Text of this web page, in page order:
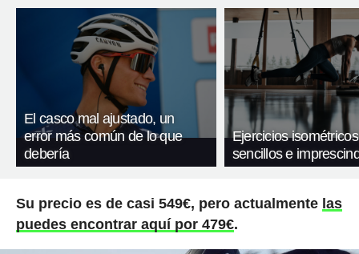
El casco mal ajustado, un
error más común de lo que
debería
Ejercicios
sencillos e
Su precio es de casi 549€, pero actualmente las
puedes encontrar aquí por 479€.